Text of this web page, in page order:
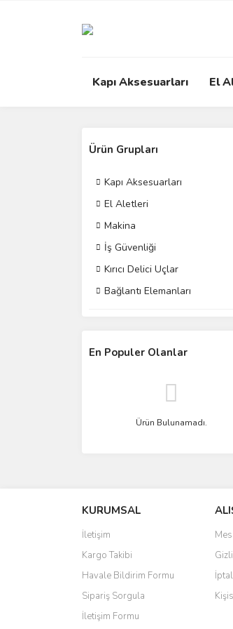
Kapı Aksesuarları El
Ürün Grupları
Kapı Aksesuarları
El Aletleri
Makina
İş Güvenliği
Kırıcı Delici Uçlar
Bağlantı Elemanları
En Populer Olanlar
Ürün Bulunamadı.
KURUMSAL
İletişim
Kargo Takibi
Havale Bildirim Formu
Sipariş Sorgula
İletişim Formu